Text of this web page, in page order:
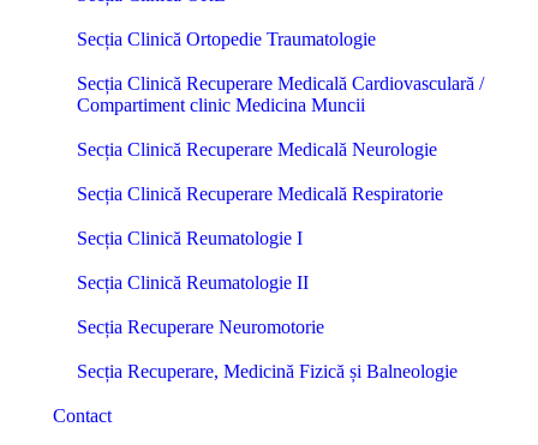
Secția Clinică Ortopedie Traumatologie
Secția Clinică Recuperare Medicală Cardiovasculară /
Compartiment clinic Medicina Muncii
Secția Clinică Recuperare Medicală Neurologie
Secția Clinică Recuperare Medicală Respiratorie
Secția Clinică Reumatologie I
Secția Clinică Reumatologie II
Secția Recuperare Neuromotorie
Secția Recuperare, Medicină Fizică și Balneologie
Contact